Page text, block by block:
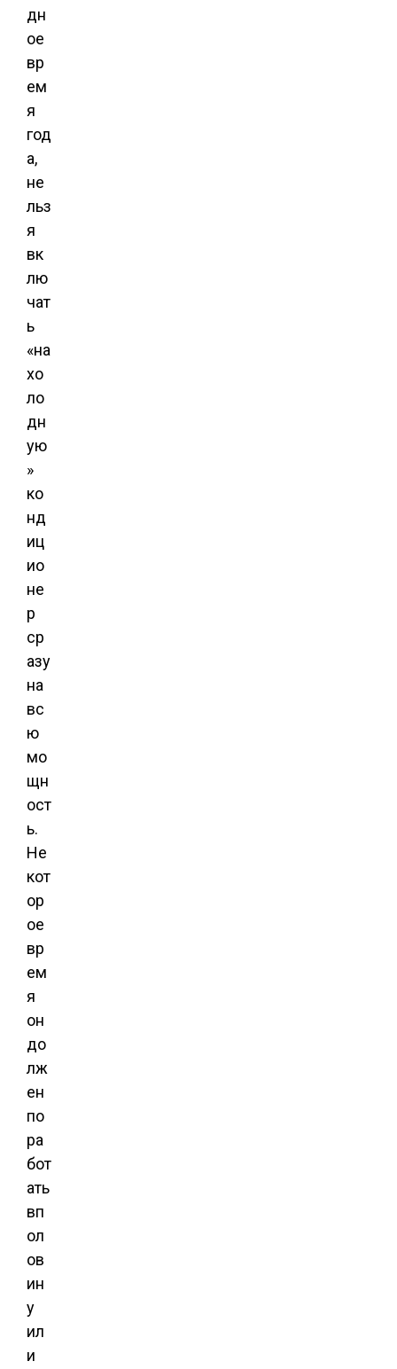
дн
ое
вр
ем
я
год
а,
не
льз
я
вк
лю
чат
ь
«на
хо
ло
дн
ую
»
ко
нд
иц
ио
не
р
ср
азу
на
вс
ю
мо
щн
ост
ь.
Не
кот
ор
ое
вр
ем
я
он
до
лж
ен
по
ра
бот
ать
вп
ол
ов
ин
у
ил
и